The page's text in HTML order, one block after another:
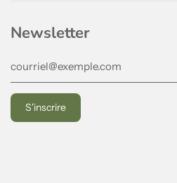
Newsletter